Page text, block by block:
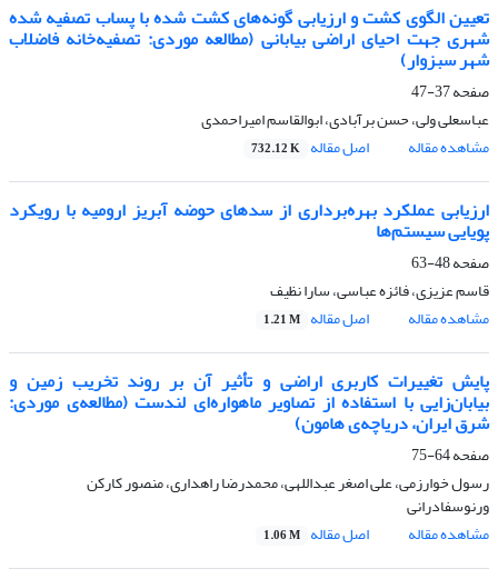
تعیین الگوی کشت و ارزیابی گونه‌های کشت شده با پساب تصفیه شده
شهری جهت احیای اراضی بیابانی (مطالعه موردی: تصفیه‌خانه فاضلاب
شهر سبزوار)
صفحه37-47
عباسعلی ولی، حسن برآبادی، ابوالقاسم امیراحمدی
مشاهده مقاله
اصل مقاله 732.12 K
ارزیابی عملکرد بهره‌برداری از سدهای حوضه آبریز ارومیه با رویکرد
پویایی سیستم‌ها
صفحه48-63
قاسم عزیزی، فائزه عباسی، سارا نظیف
مشاهده مقاله
اصل مقاله 1.21 M
پایش تغییرات کاربری اراضی و تأثیر آن بر روند تخریب زمین و
بیابان‌زایی با استفاده از تصاویر ماهواره‌ای لندست (مطالعه‌ی موردی:
شرق ایران، دریاچه‌ی هامون)
صفحه64-75
رسول خوارزمی، علی اصغر عبداللهی، محمدرضا راهداری، منصور کارکن
ورنوسفادرانی
مشاهده مقاله
اصل مقاله 1.06 M